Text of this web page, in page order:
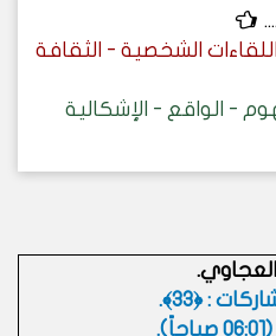
....
الشخصية - الثقافة
- الواقع - الإشكالية
: ﴿33﴾.
.